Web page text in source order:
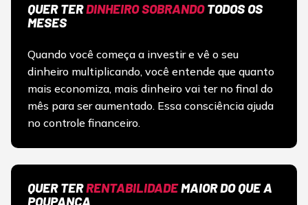
QUER TERDINHEIRO SOBRANDOTODOS OS
MESES
Quando você começa a investir e vê o seu
dinheiro multiplicando, você entende que quanto
mais economiza, mais dinheiro vai ter no final do
mês para ser aumentado. Essa consciência ajuda
no controle financeiro.
QUER TERRENTABILIDADEMAIOR DO QUE A
POUPANÇA